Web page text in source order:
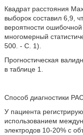
Квадрат расстояния
выборок составил 6,9,
вероятности
многомерный
500. - С. 1).
Прогностическая
в таблице 1.
Способ диагностики
У пациента
использованием
электродов 10-20% с